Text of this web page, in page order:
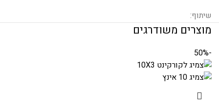
שיתוף:
מוצרים משודרגים
-50%